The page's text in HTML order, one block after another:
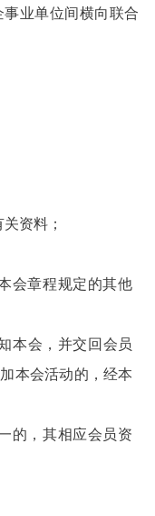
业单位间横向联合
资料；
会章程规定的其他
本会，并交回会员
本会活动的，经本
的，其相应会员资